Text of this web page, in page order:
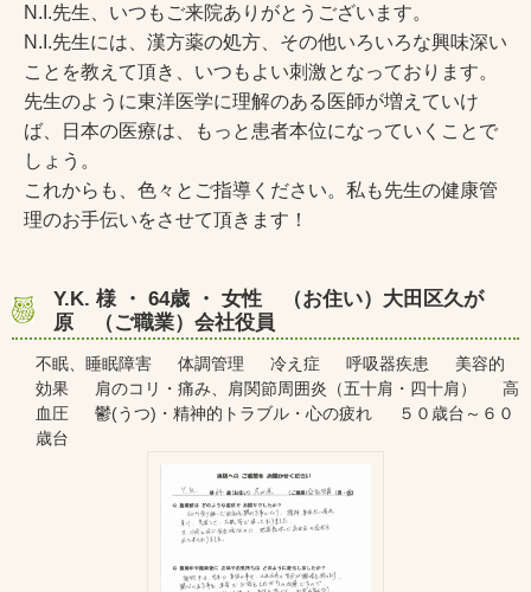
N.I.先生、いつもご来院ありがとうございます。
N.I.先生には、漢方薬の処方、その他いろいろな興味深い
ことを教えて頂き、いつもよい刺激となっております。
先生のように東洋医学に理解のある医師が増えていけ
ば、日本の医療は、もっと患者本位になっていくことで
しょう。
これからも、色々とご指導ください。私も先生の健康管
理のお手伝いをさせて頂きます！
Y.K. 様 ・ 64歳 ・ 女性 （お住い）大田区久が
原 （ご職業）会社役員
不眠、睡眠障害 体調管理 冷え症 呼吸器疾患 美容的
効果 肩のコリ・痛み、肩関節周囲炎（五十肩・四十肩） 高
血圧 鬱(うつ)・精神的トラブル・心の疲れ ５０歳台～６０
歳台